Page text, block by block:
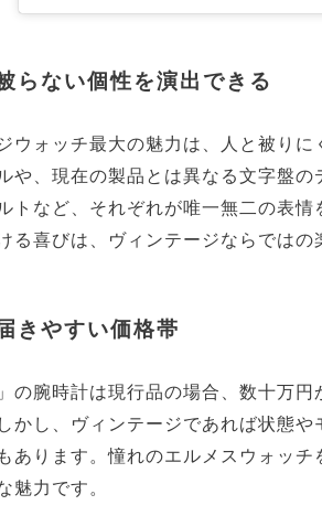
らない個性を演出できる
ウォッチ最大の魅力は、人と被り
や、現在の製品とは異なる文字盤
トなど、それぞれが唯一無二の表
る喜びは、ヴィンテージならではの
きやすい価格帯
の腕時計は現行品の場合、数十万
かし、ヴィンテージであれば状態
あります。憧れのエルメスウォッ
魅力です。